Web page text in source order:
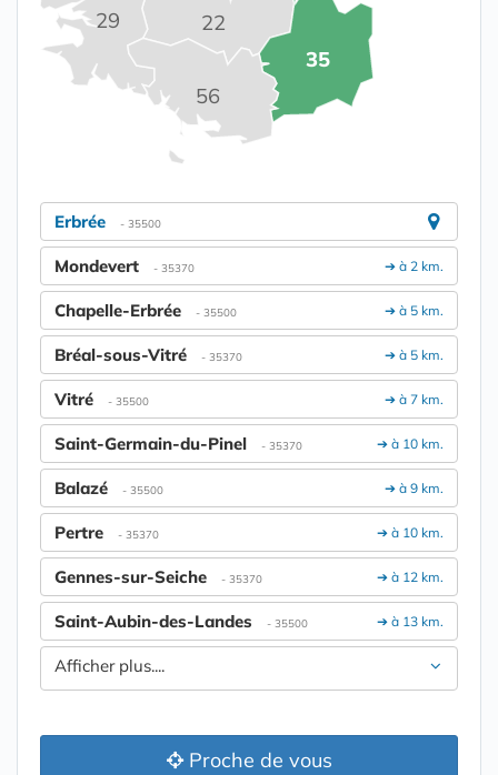
22
29
35
56
Erbrée - 35500
➔ à 2 km.
Mondevert - 35370
➔ à 5 km.
Chapelle-Erbrée - 35500
➔ à 5 km.
Bréal-sous-Vitré - 35370
➔ à 7 km.
Vitré - 35500
➔ à 10 km.
Saint-Germain-du-Pinel - 35370
➔ à 9 km.
Balazé - 35500
➔ à 10 km.
Pertre - 35370
➔ à 12 km.
Gennes-sur-Seiche - 35370
➔ à 13 km.
Saint-Aubin-des-Landes - 35500
Afficher plus....
Proche de vous